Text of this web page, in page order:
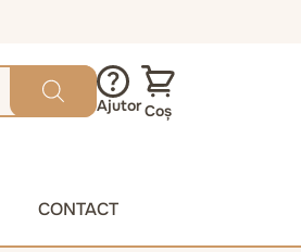
AjutorCoș
CONTACT